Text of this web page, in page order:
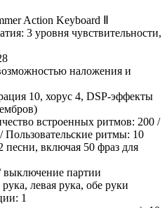
Action Keyboard Ⅱ
3 уровня чувствительности,
наложения и
10, хорус 4, DSP-эффекты
встроенных ритмов: 200 /
Пользовательские ритмы: 10
песни, включая 50 фраз для
партии
левая рука, обе руки
1